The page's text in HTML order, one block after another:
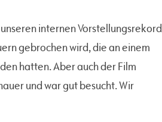
internen Vorstellungsrekord
gebrochen wird, die an einem
hatten. Aber auch der Film
und war gut besucht. Wir